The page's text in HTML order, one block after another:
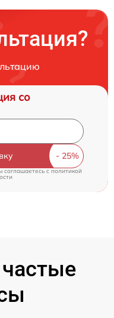
со
соглашаетесь cполитикой